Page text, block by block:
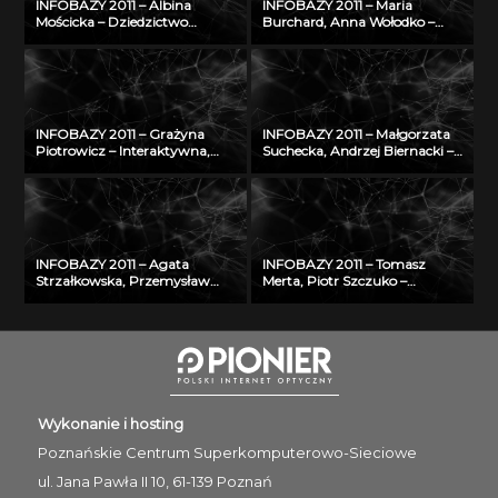
INFOBAZY 2011 – Albina
Mościcka – Dziedzictwo
przykładzie aplikacji
GEOHeritage
INFOBAZY 2011 – Maria
Burchard, Anna Wołodko –
cyfrowej
INFOBAZY 2011 – Grażyna
Piotrowicz – Interaktywna,
Śląska
INFOBAZY 2011 – Małgorzata
Suchecka, Andrzej Biernacki –
wiedzy w zakresie
bezpieczeństwa i ochrony
człowieka w środowisku pracy
INFOBAZY 2011 – Agata
Strzałkowska, Przemysław
właściwości aerozoli
INFOBAZY 2011 – Tomasz
Merta, Piotr Szczuko –
rejestracyjnej i wyszukiwania
pojazdów w bazie danych
Wykonanie i hosting
Poznańskie Centrum Superkomputerowo-Sieciowe
ul. Jana Pawła II 10, 61-139 Poznań